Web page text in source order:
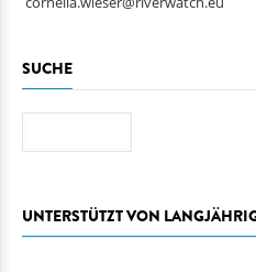
SUCHE
UNTERSTÜTZT VON